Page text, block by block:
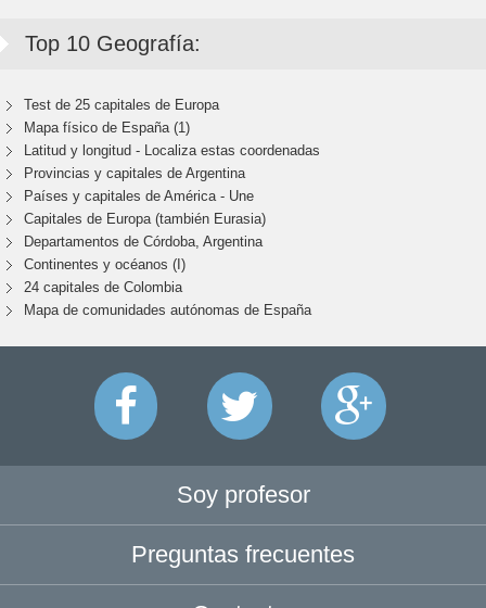
Top 10 Geografía:
Test de 25 capitales de Europa
Mapa físico de España (1)
Latitud y longitud - Localiza estas coordenadas
Provincias y capitales de Argentina
Países y capitales de América - Une
Capitales de Europa (también Eurasia)
Departamentos de Córdoba, Argentina
Continentes y océanos (I)
24 capitales de Colombia
Mapa de comunidades autónomas de España
Soy profesor
Preguntas frecuentes